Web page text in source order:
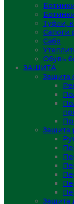
Туфли,
Сапоги
Сабо
Обувь
ЗАЩИТА
Защита
Защита
Защита